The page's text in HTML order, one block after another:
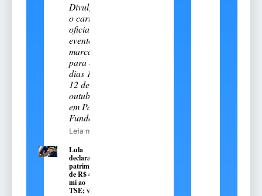
Divulgado
o cartal
oficial do
evento
marcado
para os
dias 11 e
12 de
outubro
em Passo
Fundo
Leia mais
Lula
declara
patrimônio
de R$ 4,7
mi ao
TSE; valor